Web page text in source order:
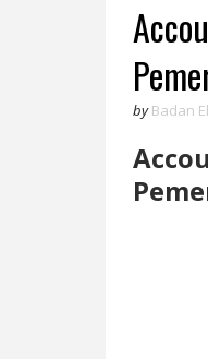
by Badan